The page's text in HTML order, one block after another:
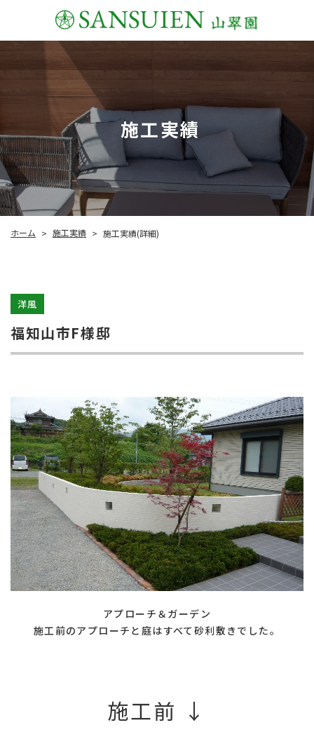
施工実績
ホーム > 施工実績 > 施工実績(詳細)
洋風
福知山市F様邸
アプローチ＆ガーデン
施工前のアプローチと庭はすべて砂利敷きでした。
施工前 ↓